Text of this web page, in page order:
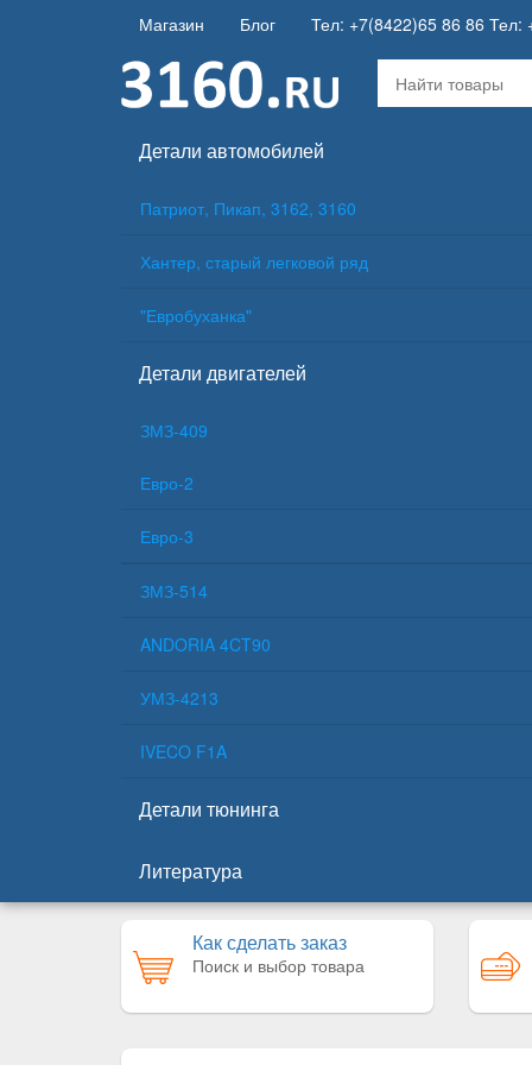
Магазин Блог Тел: +7(8422)65 86 86 Тел:
Детали автомобилей
Патриот, Пикап, 3162, 3160
Хантер, старый легковой ряд
"Евробуханка"
Детали двигателей
ЗМЗ-409
Евро-2
Евро-3
ЗМЗ-514
ANDORIA 4CT90
УМЗ-4213
IVECO F1A
Детали тюнинга
Литература
Как сделать заказ
Поиск и выбор товара